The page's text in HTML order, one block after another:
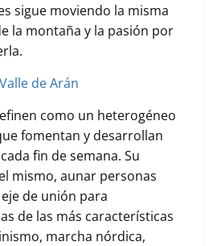
sigue moviendo la misma
la montaña y la pasión por
como un heterogéneo
fomentan y desarrollan
fin de semana. Su
mismo, aunar personas
de unión para
de las más características
marcha nórdica,